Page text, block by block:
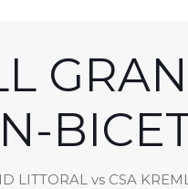
LITTORAL vs CSA